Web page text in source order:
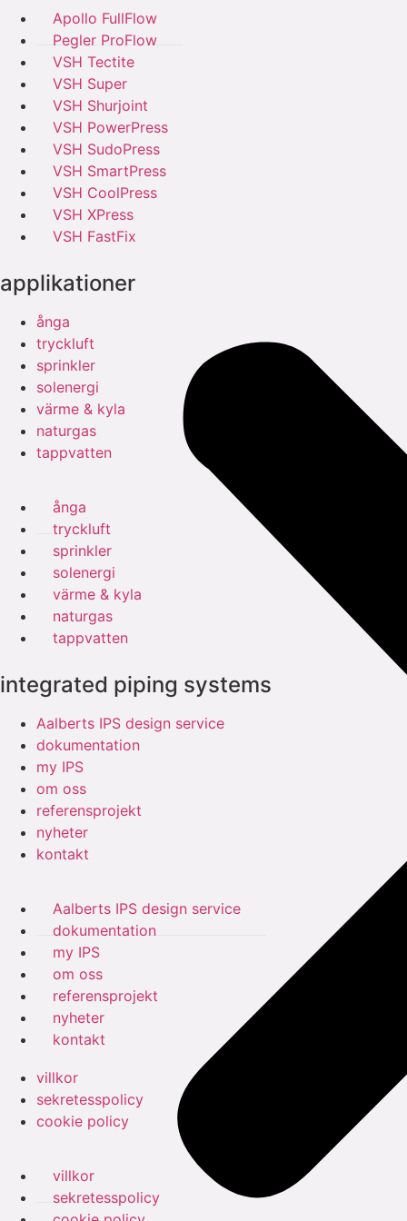
Apollo FullFlow
Pegler ProFlow
VSH Tectite
VSH Super
VSH Shurjoint
VSH PowerPress
VSH SudoPress
VSH SmartPress
VSH CoolPress
VSH XPress
VSH FastFix
applikationer
ånga
tryckluft
sprinkler
solenergi
värme & kyla
naturgas
tappvatten
ånga
tryckluft
sprinkler
solenergi
värme & kyla
naturgas
tappvatten
integrated piping systems
Aalberts IPS design service
dokumentation
my IPS
om oss
referensprojekt
nyheter
kontakt
Aalberts IPS design service
dokumentation
my IPS
om oss
referensprojekt
nyheter
kontakt
villkor
sekretesspolicy
cookie policy
villkor
sekretesspolicy